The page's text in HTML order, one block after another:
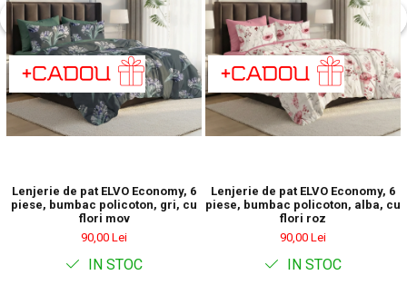
Lenjerie de pat ELVO Economy, 6
piese, bumbac policoton, gri, cu
flori mov
90,00 Lei
IN STOC
Lenjerie de pat ELVO Economy, 6
piese, bumbac policoton, alba, cu
flori roz
90,00 Lei
IN STOC